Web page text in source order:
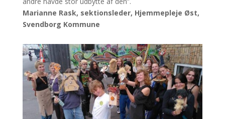
Marianne Rask, sektionsleder, Hjemmepleje Øst,
Svendborg Kommune